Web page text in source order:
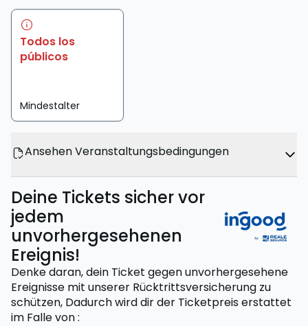
Todos los
públicos
Mindestalter
Ansehen Veranstaltungsbedingungen
Deine Tickets sicher vor
jedem
unvorhergesehenen
Ereignis!
Denke daran, dein Ticket gegen unvorhergesehene
Ereignisse mit unserer Rücktrittsversicherung zu
schützen, Dadurch wird dir der Ticketpreis erstattet
im Falle von: